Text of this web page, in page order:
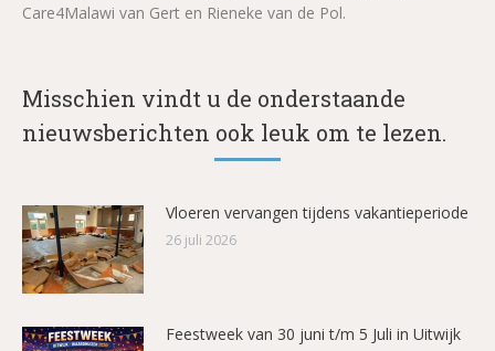
Care4Malawi van Gert en Rieneke van de Pol.
Misschien vindt u de onderstaande
nieuwsberichten ook leuk om te lezen.
Vloeren vervangen tijdens vakantieperiode
26 juli 2026
Feestweek van 30 juni t/m 5 Juli in Uitwijk